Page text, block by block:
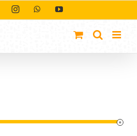
FacebookInstagramWhatsAppYouTube